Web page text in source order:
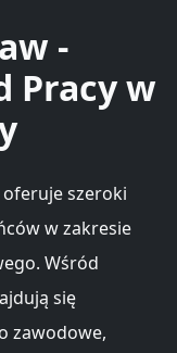
-
Pracy w
szeroki
w zakresie
Wśród
się
zawodowe,